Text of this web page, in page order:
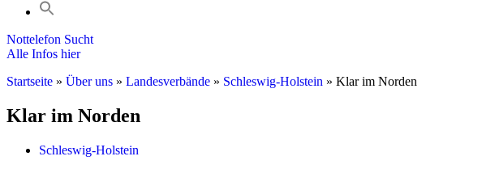
Nottelefon Sucht
Alle Infos hier
Startseite » Über uns » Landesverbände » Schleswig-Holstein » Klar im Norden
Klar im Norden
Schleswig-Holstein